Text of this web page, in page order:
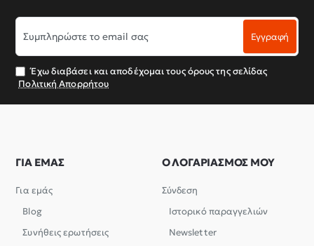
Συμπληρώστε
το
email
σας
Εγγραφή
Έχω διαβάσει και αποδέχομαι τους όρους της σελίδας
Πολιτική Απορρήτου
ΓΙΑ ΕΜΑΣ
Για εμάς
Blog
Συνήθεις ερωτήσεις
Ο ΛΟΓΑΡΙΑΣΜΟΣ ΜΟΥ
Σύνδεση
Ιστορικό παραγγελιών
Newsletter